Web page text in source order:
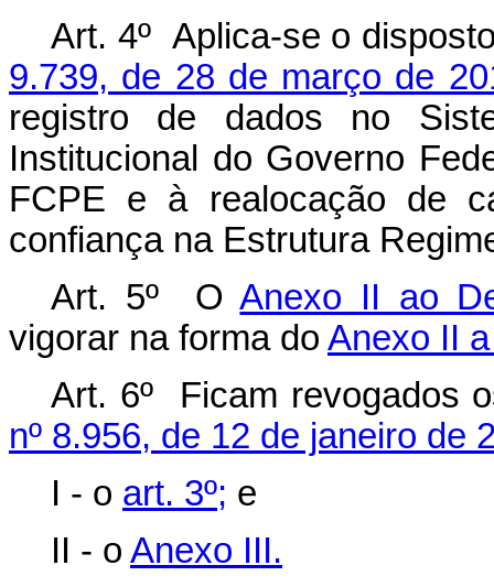
Art. 4º Aplica-se o
9.739, de 28 de março de
registro de dados no
Institucional do Governo
FCPE e à realocação de
confiança na Estrutura
Art. 5º OAnexo II ao
vigorar na forma do Anexo II
Art. 6º Ficam revogados
nº 8.956, de 12 de janeiro de
I - o art. 3º; e
II - o Anexo III.